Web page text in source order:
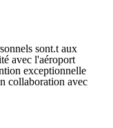
sont.t aux
avec l'aéroport
exceptionnelle
collaboration avec